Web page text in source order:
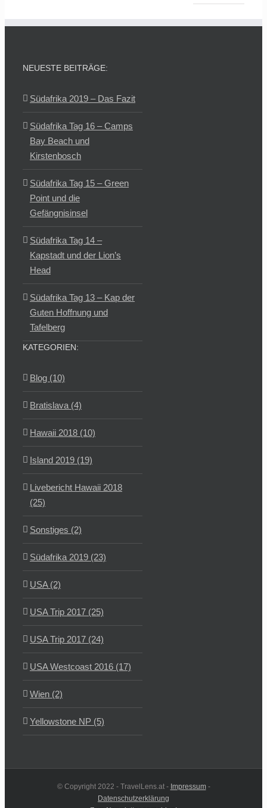
NEUESTE BEITRÄGE:
Südafrika 2019 – Das Fazit
Südafrika Tag 16 – Camps
Bay Beach und
Kirstenbosch
Südafrika Tag 15 – Green
Point und die
Gefängnisinsel
Südafrika Tag 14 –
Kapstadt und der Lion’s
Head
Südafrika Tag 13 – Kap der
Guten Hoffnung und
Tafelberg
KATEGORIEN:
Blog (10)
Bratislava (4)
Hawaii 2018 (10)
Island 2019 (19)
Livebericht Hawaii 2018
(25)
Sonstiges (2)
Südafrika 2019 (23)
USA (2)
USA Trip 2017 (25)
USA Trip 2017 (24)
USA Westcoast 2016 (17)
Wien (2)
Yellowstone NP (5)
© Copyright 2022 - TravelLens.at - Impressum-
Datenschutzerklärung